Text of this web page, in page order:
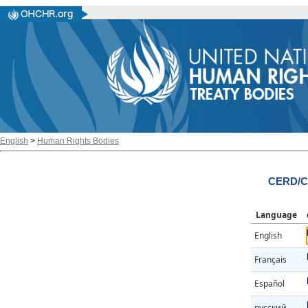
English > Human Rights Bodies
CERD/
Language
English
Français
Español